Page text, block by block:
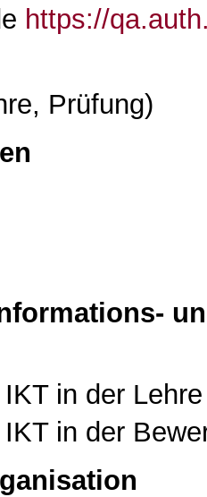
https://
Prüfung)
in der Lehre
in der